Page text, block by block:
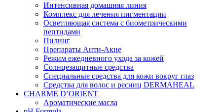
Интенсивная домашняя линия
Комплекс для лечения пигментации
Осветляющая система с биометрическими
пептидами
Пилинг
Препараты Анти-Акне
Режим ежедневного ухода за кожей
Солнцезащитные средства
Специальные средства для кожи вокруг глаз
Средства для волос и ресниц DERMAHEAL
CHARME D’ORIENT
Ароматические масла